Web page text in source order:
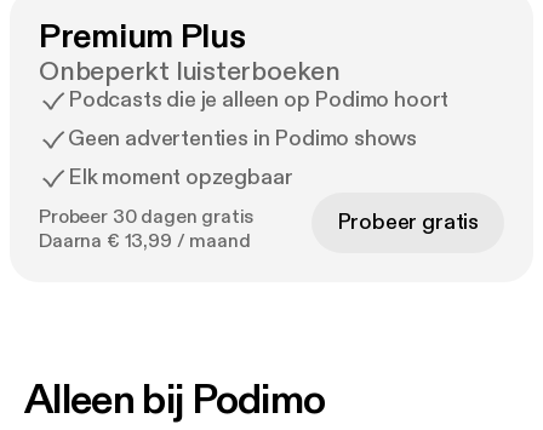
Premium Plus
Onbeperkt luisterboeken
Podcasts die je alleen op Podimo hoort
Geen advertenties in Podimo shows
Elk moment opzegbaar
Probeer 30 dagen gratis
Daarna € 13,99 / maand
Probeer gratis
Alleen bij Podimo